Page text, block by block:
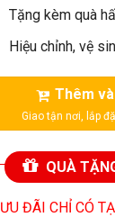
Tặng kèm quà
Hiệu chỉnh, vệ
Thêm
QUÀ
ƯU ĐÃI CHỈ CÓ